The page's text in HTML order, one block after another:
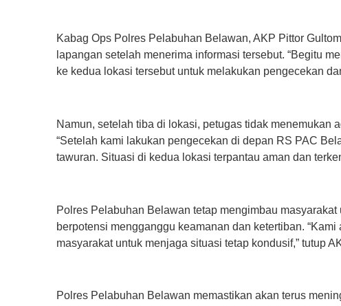
Kabag Ops Polres Pelabuhan Belawan, AKP Pittor
lapangan setelah menerima informasi tersebut. “Begitu
ke kedua lokasi tersebut untuk melakukan pengecekan
Namun, setelah tiba di lokasi, petugas tidak menemukan
“Setelah kami lakukan pengecekan di depan RS PAC
tawuran. Situasi di kedua lokasi terpantau aman dan
Polres Pelabuhan Belawan tetap mengimbau
berpotensi mengganggu keamanan dan ketertiban.
masyarakat untuk menjaga situasi tetap kondusif,” tutup
Polres Pelabuhan Belawan memastikan akan terus